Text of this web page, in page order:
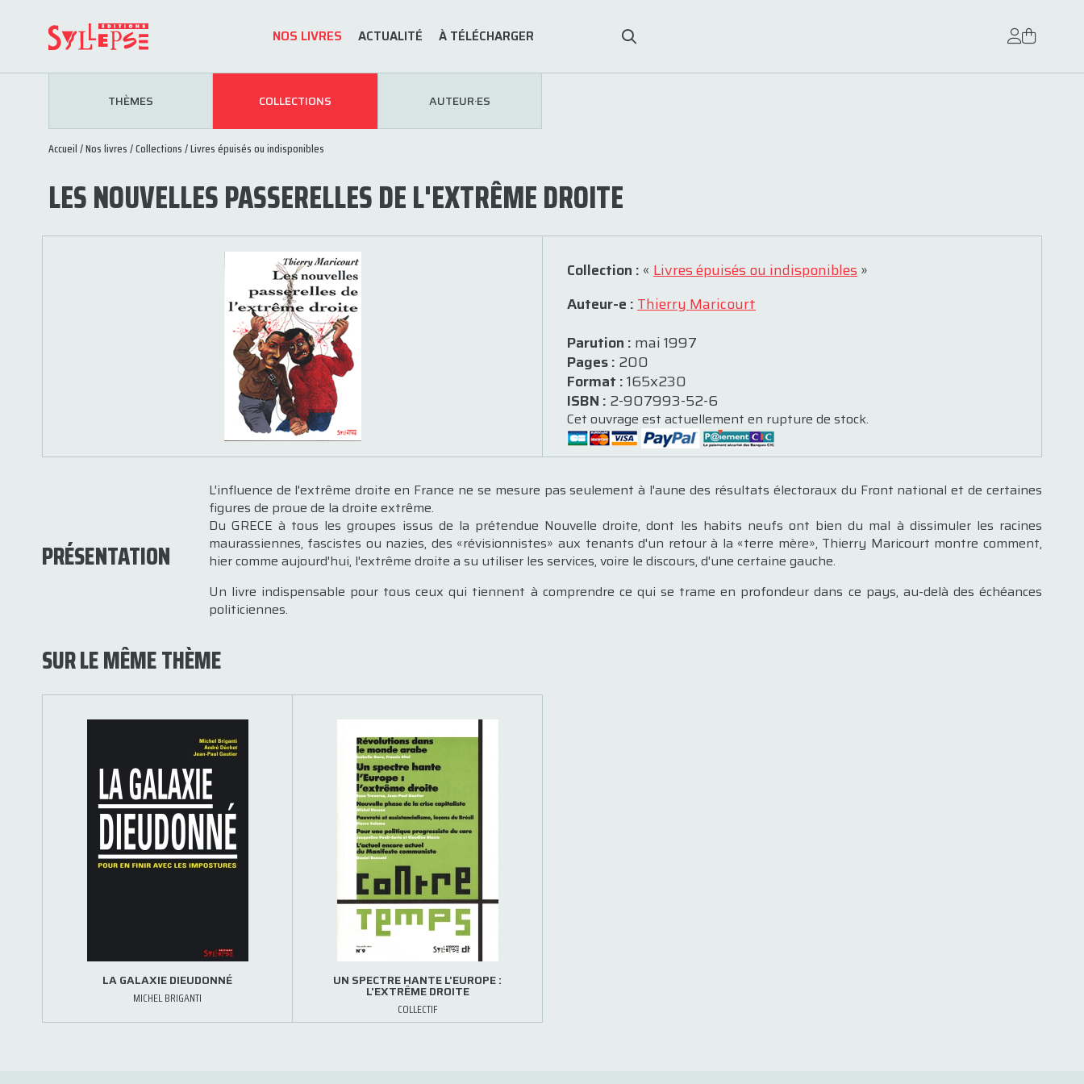
NOS LIVRES ACTUALITÉ À TÉLÉCHARGER
THÈMES COLLECTIONS AUTEUR·ES
Accueil/Nos livres/Collections/Livres épuisés ou indisponibles
LES NOUVELLES PASSERELLES DE L'EXTRÊME DROITE
Cet ouvrage est actuellement en rupture de stock.
Collection : « Livres épuisés ou indisponibles»
Auteur-e :Thierry Maricourt
Parution : mai 1997
Pages : 200
Format :165x230
ISBN : 2-907993-52-6
PRÉSENTATION
L'influence de l'extrême droite en France ne se mesure pas seulement à l'aune des résultats électoraux du Front national et de certaines
figures de proue de la droite extrême.
Du GRECE à tous les groupes issus de la prétendue Nouvelle droite, dont les habits neufs ont bien du mal à dissimuler les racines
maurassiennes, fascistes ou nazies, des «révisionnistes» aux tenants d'un retour à la «terre mère», Thierry Maricourt montre comment,
hier comme aujourd'hui, l'extrême droite a su utiliser les services, voire le discours, d'une certaine gauche.
Un livre indispensable pour tous ceux qui tiennent à comprendre ce qui se trame en profondeur dans ce pays, au-delà des échéances
politiciennes.
SUR LE MÊME THÈME
LA GALAXIE DIEUDONNÉ
MICHEL BRIGANTI
UN SPECTRE HANTE L'EUROPE :
L'EXTRÊME DROITE
COLLECTIF